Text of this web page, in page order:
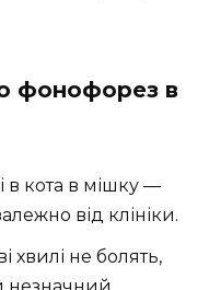
фонофорез в
в кота в мішку —
від клініки.
хвилі не болять,